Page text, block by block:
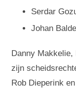
Serdar
Johan
Danny
zijn
Rob Dieperink